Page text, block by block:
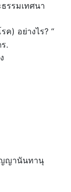
รรมเทศนา
ค) อย่างไร? “
.
ญานันทานุ